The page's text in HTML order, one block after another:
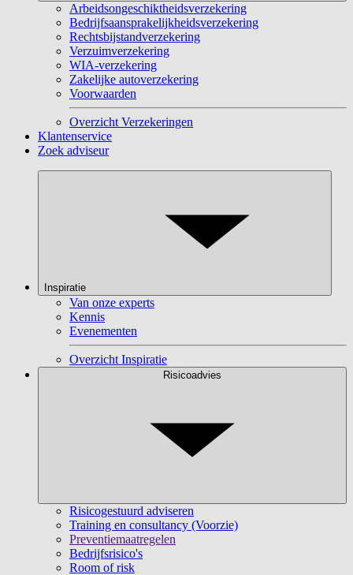
Arbeidsongeschiktheidsverzekering
Bedrijfsaansprakelijkheidsverzekering
Rechtsbijstandverzekering
Verzuimverzekering
WIA-verzekering
Zakelijke autoverzekering
Voorwaarden
Overzicht Verzekeringen
Klantenservice
Zoek adviseur
Inspiratie
Van onze experts
Kennis
Evenementen
Overzicht Inspiratie
Risicoadvies
Risicogestuurd adviseren
Training en consultancy (Voorzie)
Preventiemaatregelen
Bedrijfsrisico's
Room of risk